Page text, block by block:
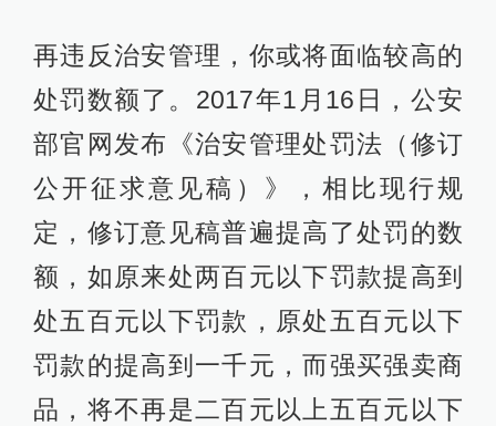
再违反治安管理，你或将面临较高的
处罚数额了。2017年1月16日，公安
部官网发布《治安管理处罚法（修订
公开征求意见稿）》，相比现行规
定，修订意见稿普遍提高了处罚的数
额，如原来处两百元以下罚款提高到
处五百元以下罚款，原处五百元以下
罚款的提高到一千元，而强买强卖商
品，将不再是二百元以上五百元以下